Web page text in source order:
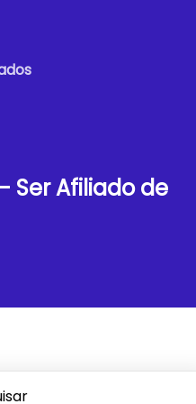
Ser Afiliado de